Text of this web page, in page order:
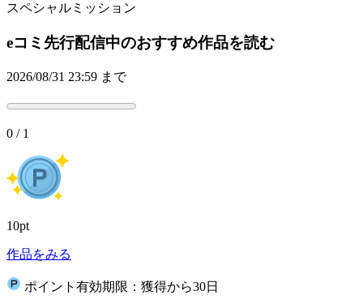
スペシャルミッション
eコミ先行配信中のおすすめ作品を読む
2026/08/31 23:59 まで
0 / 1
10pt
作品をみる
ポイント有効期限：獲得から30日